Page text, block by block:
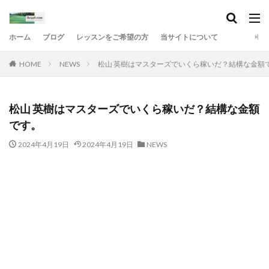
ホーム ブログ レッスンをご希望の方 当サイトについて
HOME NEWS 松山 英樹はマスターズでいくら稼いだ？結構な金額
松山 英樹はマスターズでいくら稼いだ？結構な金額
です。
2024年4月19日 2024年4月19日 NEWS